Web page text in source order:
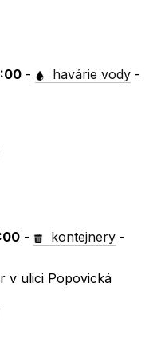
- havárie vody -
- kontejnery -
v ulici Popovická